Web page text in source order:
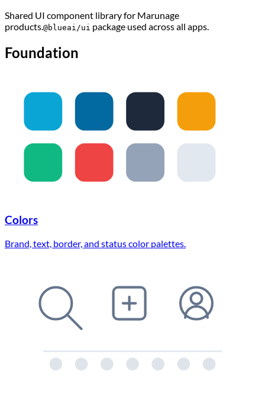
Shared UI component library for Marunage
products.@blueai/ui package used across all apps.
Foundation
Colors
Brand, text, border, and status color palettes.